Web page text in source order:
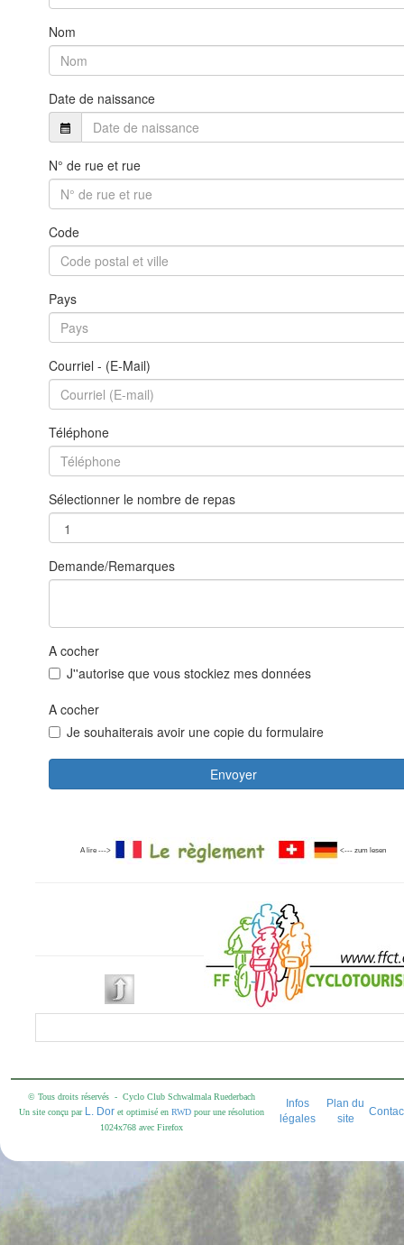
A lire ---> <--- zum lesen
© Tous droits réservés - Cyclo Club Schwalmala Ruederbach
Un site conçu par L. Dor et optimisé en RWD pour une résolution
1024x768 avec Firefox
Infos
légales
Plan du
site